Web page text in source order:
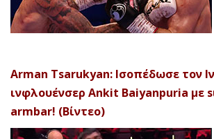
Arman Tsarukyan: Ισοπέδωσε τον
ινφλουένσερ Ankit Baiyanpuria με
armbar! (Βίντεο)